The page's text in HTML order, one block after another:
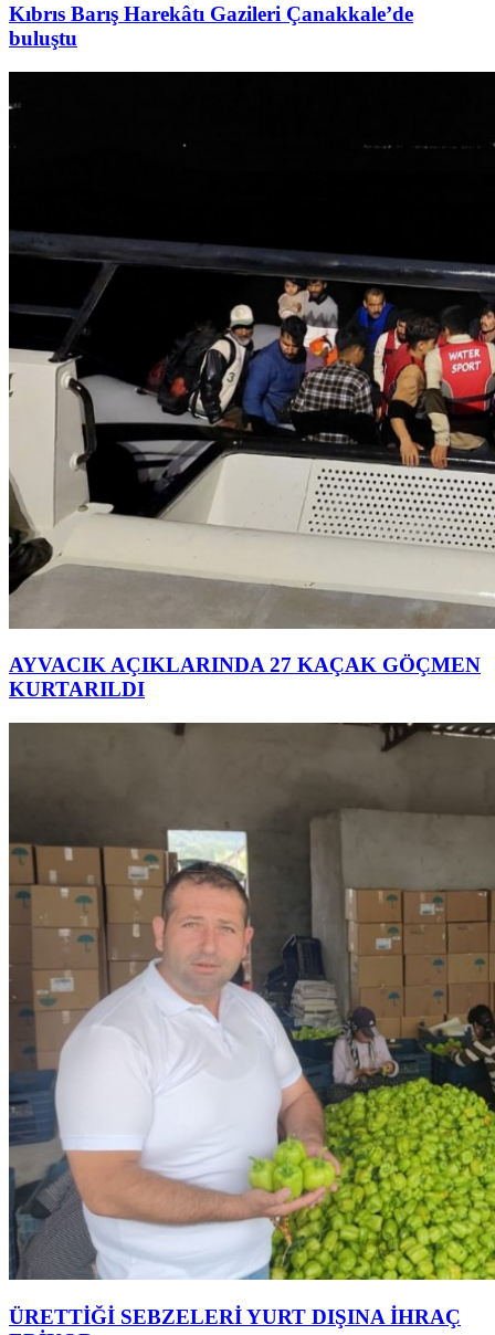
Kıbrıs Barış Harekâtı Gazileri Çanakkale’de
buluştu
AYVACIK AÇIKLARINDA 27 KAÇAK GÖÇMEN
KURTARILDI
ÜRETTİĞİ SEBZELERİ YURT DIŞINA İHRAÇ